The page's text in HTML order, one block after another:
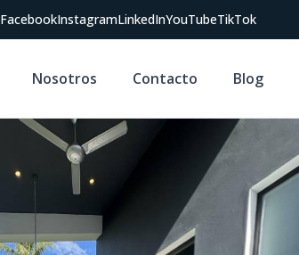
FacebookInstagramLinkedInYouTubeTikTok
Nosotros Contacto Blog